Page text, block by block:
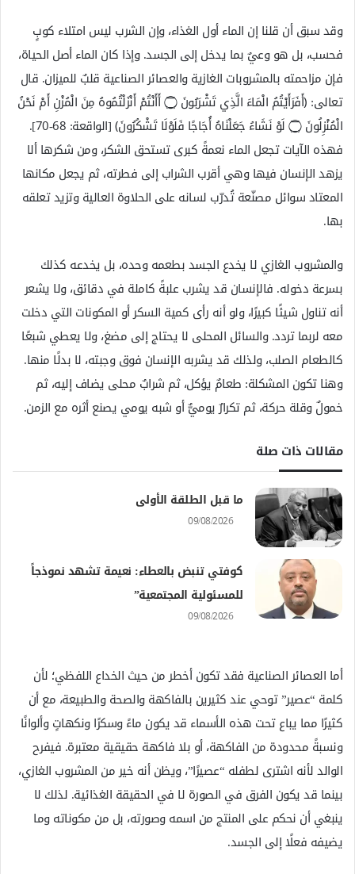
وقد سبق أن قلنا إن الماء أول الغذاء، وإن الشرب ليس امتلاء كوبٍ
فحسب، بل هو وعيٌ بما يدخل إلى الجسد. وإذا كان الماء أصل الحياة،
فإن مزاحمته بالمشروبات الغازية والعصائر الصناعية قلبٌ للميزان. قال
تعالى: ﴿أَفَرَأَيْتُمُ الْمَاءَ الَّذِي تَشْرَبُونَ ۝ أَأَنْتُمْ أَنْزَلْتُمُوهُ مِنَ الْمُزْنِ أَمْ نَحْنُ
الْمُنْزِلُونَ ۝ لَوْ نَشَاءُ جَعَلْنَاهُ أُجَاجًا فَلَوْلَا تَشْكُرُونَ﴾ [الواقعة: 68-70].
فهذه الآيات تجعل الماء نعمةً كبرى تستحق الشكر، ومن شكرها ألا
يزهد الإنسان فيها وهي أقرب الشراب إلى فطرته، ثم يجعل مكانها
المعتاد سوائل مصنّعة تُدرّب لسانه على الحلاوة العالية وتزيد تعلقه
بها.
والمشروب الغازي لا يخدع الجسد بطعمه وحده، بل يخدعه كذلك
بسرعة دخوله. فالإنسان قد يشرب علبةً كاملة في دقائق، ولا يشعر
أنه تناول شيئًا كبيرًا، ولو أنه رأى كمية السكر أو المكونات التي دخلت
معه لربما تردد. والسائل المحلى لا يحتاج إلى مضغ، ولا يعطي شبعًا
كالطعام الصلب، ولذلك قد يشربه الإنسان فوق وجبته، لا بدلًا منها.
وهنا تكون المشكلة: طعامٌ يؤكل، ثم شرابٌ محلى يضاف إليه، ثم
خمولٌ وقلة حركة، ثم تكرارٌ يوميٌّ أو شبه يومي يصنع أثره مع الزمن.
مقالات ذات صلة
ما قبل الطلقة الأولى
09/08/2026
كوفتي تنبض بالعطاء: نعيمة تشهد نموذجاً
للمسئولية المجتمعية”
09/08/2026
أما العصائر الصناعية فقد تكون أخطر من حيث الخداع اللفظي؛ لأن
كلمة “عصير” توحي عند كثيرين بالفاكهة والصحة والطبيعة، مع أن
كثيرًا مما يباع تحت هذه الأسماء قد يكون ماءً وسكرًا ونكهاتٍ وألوانًا
ونسبةً محدودة من الفاكهة، أو بلا فاكهة حقيقية معتبرة. فيفرح
الوالد لأنه اشترى لطفله “عصيرًا”، ويظن أنه خير من المشروب الغازي،
بينما قد يكون الفرق في الصورة لا في الحقيقة الغذائية. لذلك لا
ينبغي أن نحكم على المنتج من اسمه وصورته، بل من مكوناته وما
يضيفه فعلًا إلى الجسد.